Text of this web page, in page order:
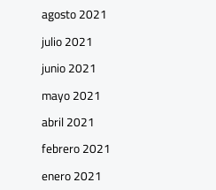
agosto 2021
julio 2021
junio 2021
mayo 2021
abril 2021
febrero 2021
enero 2021